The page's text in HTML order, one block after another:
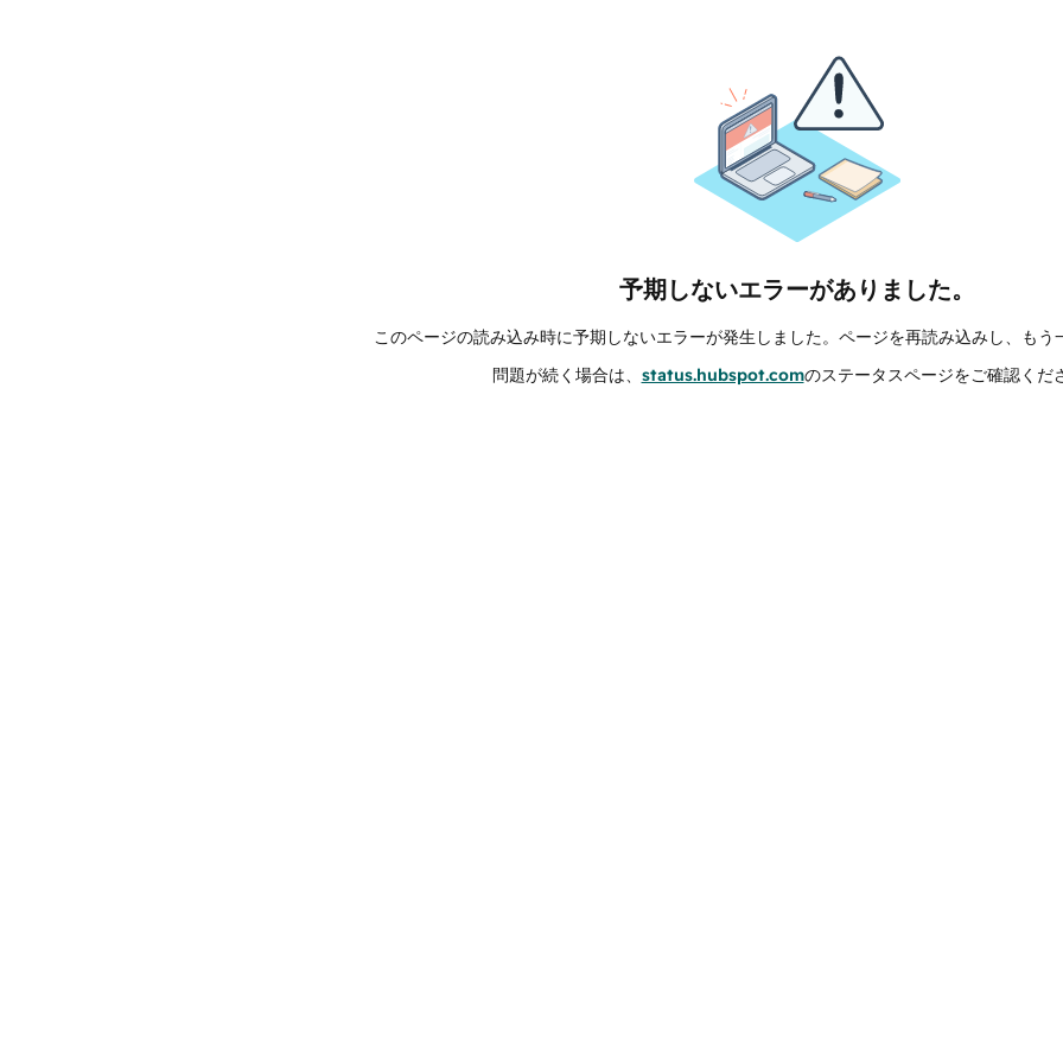
予期しないエラーがありました。
このページの読み込み時に予期しないエラーが発生しました。ページを再読み込みし、もう
問題が続く場合は、 status.hubspot.comのステータスページをご確認くだ